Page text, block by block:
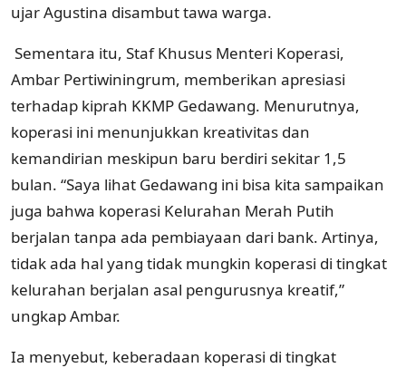
ujar Agustina disambut tawa warga.
Sementara itu, Staf Khusus Menteri Koperasi,
Ambar Pertiwiningrum, memberikan apresiasi
terhadap kiprah KKMP Gedawang. Menurutnya,
koperasi ini menunjukkan kreativitas dan
kemandirian meskipun baru berdiri sekitar 1,5
bulan. “Saya lihat Gedawang ini bisa kita sampaikan
juga bahwa koperasi Kelurahan Merah Putih
berjalan tanpa ada pembiayaan dari bank. Artinya,
tidak ada hal yang tidak mungkin koperasi di tingkat
kelurahan berjalan asal pengurusnya kreatif,”
ungkap Ambar.
Ia menyebut, keberadaan koperasi di tingkat